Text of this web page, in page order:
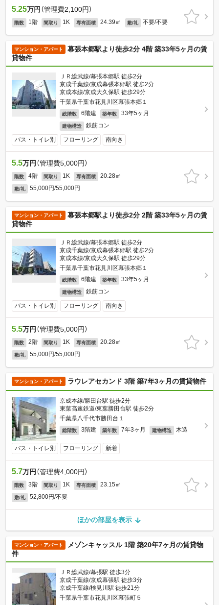
5.25万円 （管理費2,100円）
階数 1階 間取り 1K 専有面積 24.39㎡ 敷/礼 不要/不要
マンション・アパート
幕張本郷駅より徒歩2分 4階 築33年5ヶ月の賃
貸物件
ＪＲ総武線/幕張本郷駅 徒歩2分
京成千葉線/京成幕張本郷駅 徒歩2分
京成本線/京成大久保駅 徒歩29分
千葉県千葉市花見川区幕張本郷１
総階数 6階建 築年数 33年5ヶ月
建物構造 鉄筋コン
バス・トイレ別 フローリング 南向き
5.5万円 （管理費5,000円）
階数 4階 間取り 1K 専有面積 20.28㎡
敷/礼 55,000円/55,000円
マンション・アパート
幕張本郷駅より徒歩2分 2階 築33年5ヶ月の賃
貸物件
ＪＲ総武線/幕張本郷駅 徒歩2分
京成千葉線/京成幕張本郷駅 徒歩2分
京成本線/京成大久保駅 徒歩29分
千葉県千葉市花見川区幕張本郷１
総階数 6階建 築年数 33年5ヶ月
建物構造 鉄筋コン
バス・トイレ別 フローリング 南向き
5.5万円 （管理費5,000円）
階数 2階 間取り 1K 専有面積 20.28㎡
敷/礼 55,000円/55,000円
マンション・アパート ラウレアセカンド 3階 築7年3ヶ月の賃貸物件
京成本線/勝田台駅 徒歩2分
東葉高速鉄道/東葉勝田台駅 徒歩2分
千葉県八千代市勝田台１
総階数 3階建 築年数 7年3ヶ月 建物構造 木造
バス・トイレ別 フローリング 新着
5.7万円 （管理費4,000円）
階数 3階 間取り 1K 専有面積 23.15㎡
敷/礼 52,800円/不要
ほかの部屋を表示
マンション・アパート
メゾンキャッスル 1階 築20年7ヶ月の賃貸物
件
ＪＲ総武線/幕張駅 徒歩3分
京成千葉線/京成幕張駅 徒歩3分
京成千葉線/検見川駅 徒歩21分
千葉県千葉市花見川区幕張町５